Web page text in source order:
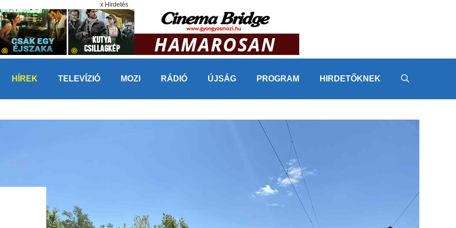
x Hirdetés
HÍREK TELEVÍZIÓ MOZI RÁDIÓ ÚJSÁG PROGRAM HIRDETŐKNEK